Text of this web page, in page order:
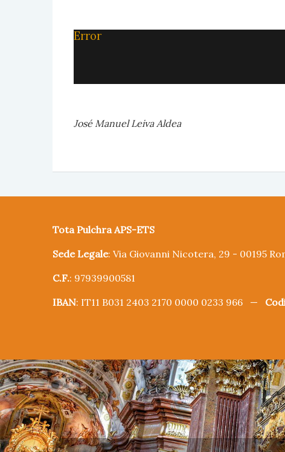
Error
José Manuel Leiva Aldea
Tota Pulchra APS-ETS
Sede Legale: Via Giovanni Nicotera, 29 - 00195
C.F.: 97939900581
IBAN: IT11 B031 2403 2170 0000 0233 966 —